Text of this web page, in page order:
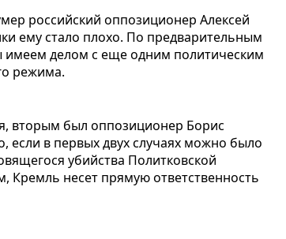
российский оппозиционер Алексей
ему стало плохо. По предварительным
делом с еще одним политическим
режима.
вторым был оппозиционер Борис
если в первых двух случаях можно было
убийства Политковской
Кремль несет прямую ответственность